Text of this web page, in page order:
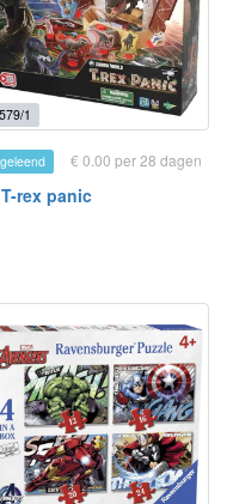
1
€ 0.00 per 28 dagen
rex panic